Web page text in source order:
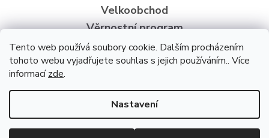
Tento web používá soubory cookie. Dalším procházením
tohoto webu vyjadřujete souhlas s jejich používáním.. Více
informacízde.
Nastavení
Velkoobchod
Věrnostní program
O nás
Vytvořil Shoptet
Copyright 2026